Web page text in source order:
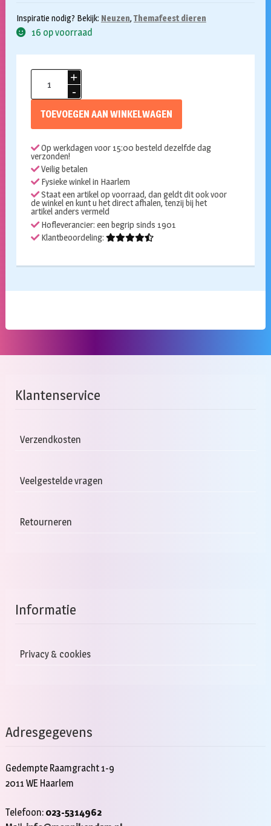
Inspiratie nodig? Bekijk: Neuzen,Themafeest dieren
16 op voorraad
Dierenneus
varken
TOEVOEGEN AAN WINKELWAGEN
Op werkdagen voor 15:00 besteld dezelfde dag
verzonden!
Veilig betalen
Fysieke winkel in Haarlem
Staat een artikel op voorraad, dan geldt dit ook voor
de winkel en kunt u het direct afhalen, tenzij bij het
artikel anders vermeld
Hofleverancier: een begrip sinds 1901
Klantbeoordeling:
Klantenservice
Verzendkosten
Veelgestelde vragen
Retourneren
Informatie
Privacy & cookies
Adresgegevens
Gedempte Raamgracht 1-9
2011 WE Haarlem
Telefoon: 023-5314962